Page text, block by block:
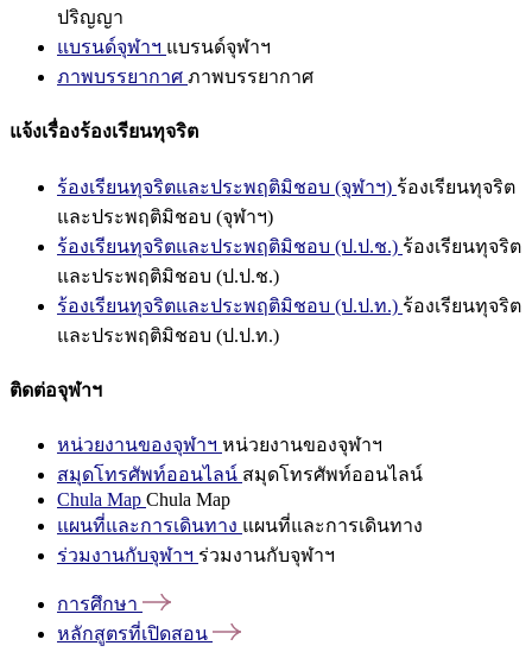
ปริญญา
แบรนด์จุฬาฯ แบรนด์จุฬาฯ
ภาพบรรยากาศ ภาพบรรยากาศ
แจ้งเรื่องร้องเรียนทุจริต
ร้องเรียนทุจริตและประพฤติมิชอบ (จุฬาฯ) ร้องเรียนทุจริต
และประพฤติมิชอบ (จุฬาฯ)
ร้องเรียนทุจริตและประพฤติมิชอบ (ป.ป.ช.) ร้องเรียนทุจริต
และประพฤติมิชอบ (ป.ป.ช.)
ร้องเรียนทุจริตและประพฤติมิชอบ (ป.ป.ท.) ร้องเรียนทุจริต
และประพฤติมิชอบ (ป.ป.ท.)
ติดต่อจุฬาฯ
หน่วยงานของจุฬาฯ หน่วยงานของจุฬาฯ
สมุดโทรศัพท์ออนไลน์ สมุดโทรศัพท์ออนไลน์
Chula Map Chula Map
แผนที่และการเดินทาง แผนที่และการเดินทาง
ร่วมงานกับจุฬาฯ ร่วมงานกับจุฬาฯ
การศึกษา
หลักสูตรที่เปิดสอน